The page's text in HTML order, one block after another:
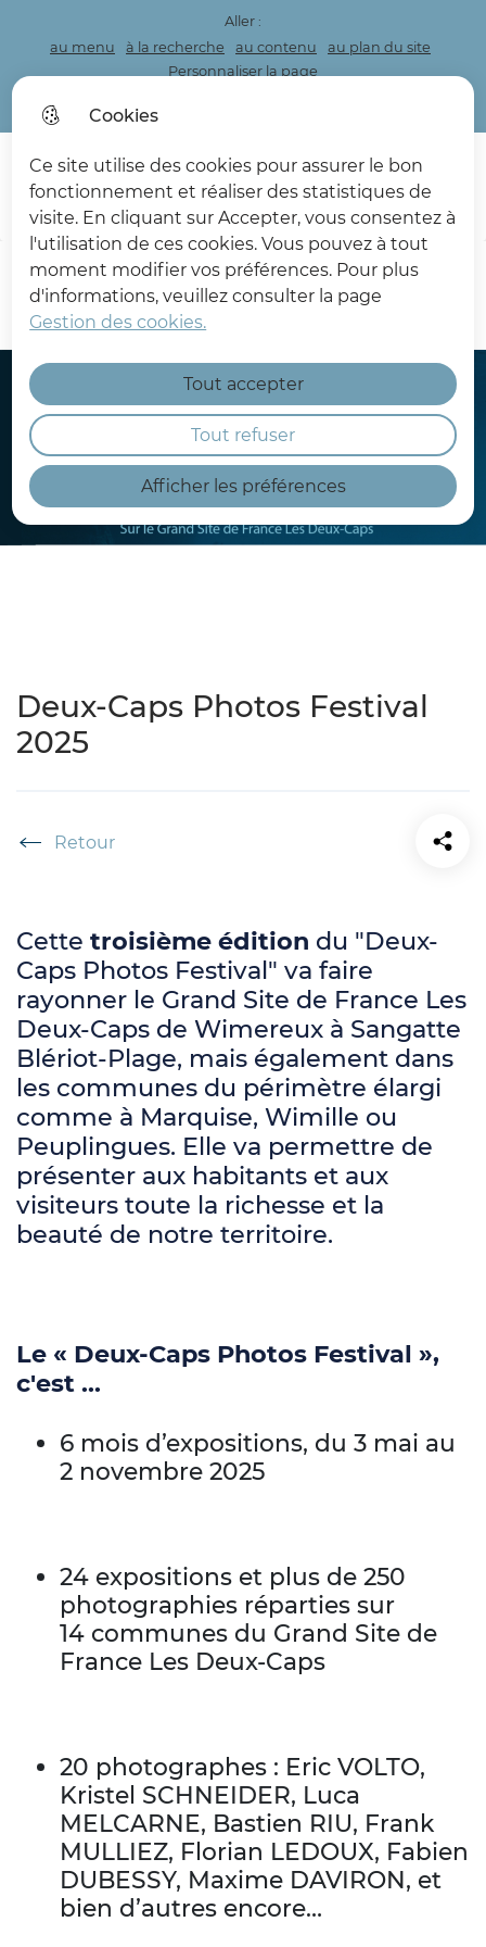
Cookies
Ce site utilise des cookies pour assurer le bon
fonctionnement et réaliser des statistiques de
visite. En cliquant sur Accepter, vous consentez à
l'utilisation de ces cookies. Vous pouvez à tout
moment modifier vos préférences. Pour plus
d'informations, veuillez consulter la page
Gestion des cookies.
Afficher les préférences
Tout accepter
Tout refuser
Aller :
au menu
à la recherche au contenu
au plan du site
Personnaliser la page
Les Deux Caps
Menu
Deux-Caps Photos Festival
2025
Accueil
Cette troisième édition du "Deux-
Caps Photos Festival" va faire
rayonner le Grand Site de France Les
Deux-Caps de Wimereux à Sangatte
Blériot-Plage, mais également dans
les communes du périmètre élargi
comme à Marquise, Wimille ou
Peuplingues. Elle va permettre de
présenter aux habitants et aux
visiteurs toute la richesse et la
beauté de notre territoire.
Le « Deux-Caps Photos Festival »,
c'est ...
6 mois d’expositions, du 3 mai au
2 novembre 2025
24 expositions et plus de 250
photographies réparties sur
14 communes du Grand Site de
France Les Deux-Caps
20 photographes : Eric VOLTO,
Kristel SCHNEIDER, Luca
MELCARNE, Bastien RIU, Frank
MULLIEZ, Florian LEDOUX, Fabien
DUBESSY, Maxime DAVIRON, et
bien d’autres encore…